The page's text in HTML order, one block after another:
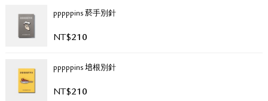
pppppins 菸手別針
NT$210
pppppins 培根別針
NT$210